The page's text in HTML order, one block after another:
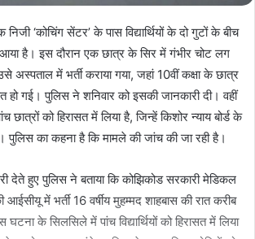
‘कोचिंग सेंटर’ के पास विद्यार्थियों के दो गुटों के बीच
है। इस दौरान एक छात्र के सिर में गंभीर चोट लग
में भर्ती कराया गया, जहां 10वीं कक्षा के छात्र
हो गई। पुलिस ने शनिवार को इसकी जानकारी दी। वहीं
को हिरासत में लिया है, जिन्हें किशोर न्याय बोर्ड के
पुलिस का कहना है कि मामले की जांच की जा रही है।
देते हुए पुलिस ने बताया कि कोझिकोड सरकारी मेडिकल
में भर्ती 16 वर्षीय मुहम्मद शाहबास की रात करीब
के सिलसिले में पांच विद्यार्थियों को हिरासत में लिया